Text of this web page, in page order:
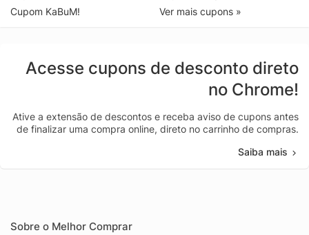
Cupom KaBuM!
Ver mais cupons »
Acesse cupons de desconto direto
no Chrome!
Ative a extensão de descontos e receba aviso de cupons antes
de finalizar uma compra online, direto no carrinho de compras.
Saiba mais
Sobre o Melhor Comprar